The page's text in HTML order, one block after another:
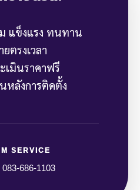
แข็งแรง ทนทาน
ตรงเวลา
เมินราคาฟรี
หลังการติดตั้ง
SERVICE
686-1103